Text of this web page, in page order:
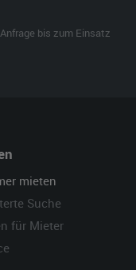
bis zum Einsatz
mieten
Suche
für Mieter